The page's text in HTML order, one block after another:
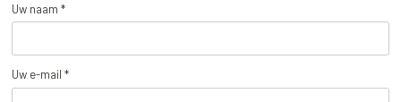
Uw naam *
Uw e-mail *